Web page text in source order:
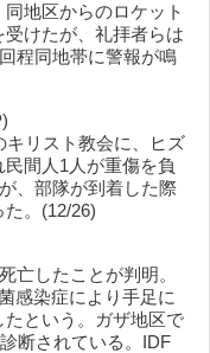
地区からのロケット
けたが、礼拝者らは
程同地帯に警報が鳴
キリスト教会に、ヒズ
間人1人が重傷を負
、部隊が到着した際
。(12/26)
亡したことが判明。
感染症により手足に
という。ガザ地区で
断されている。IDF